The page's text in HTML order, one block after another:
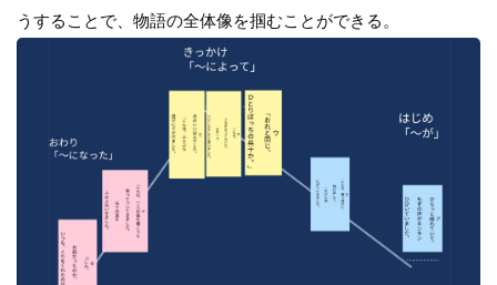
うすることで、物語の全体像を掴むことができる。